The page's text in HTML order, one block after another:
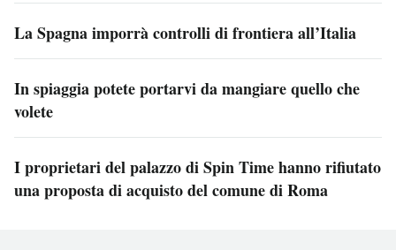
La Spagna imporrà controlli di frontiera all’Italia
In spiaggia potete portarvi da mangiare quello che
volete
I proprietari del palazzo di Spin Time hanno rifiutato
una proposta di acquisto del comune di Roma